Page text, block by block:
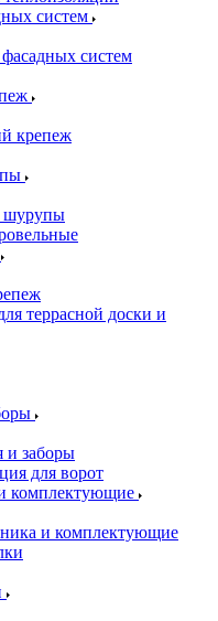
систем
систем
крепеж
шурупы
террасной доски и
и заборы
для ворот
комплектующие
и комплектующие